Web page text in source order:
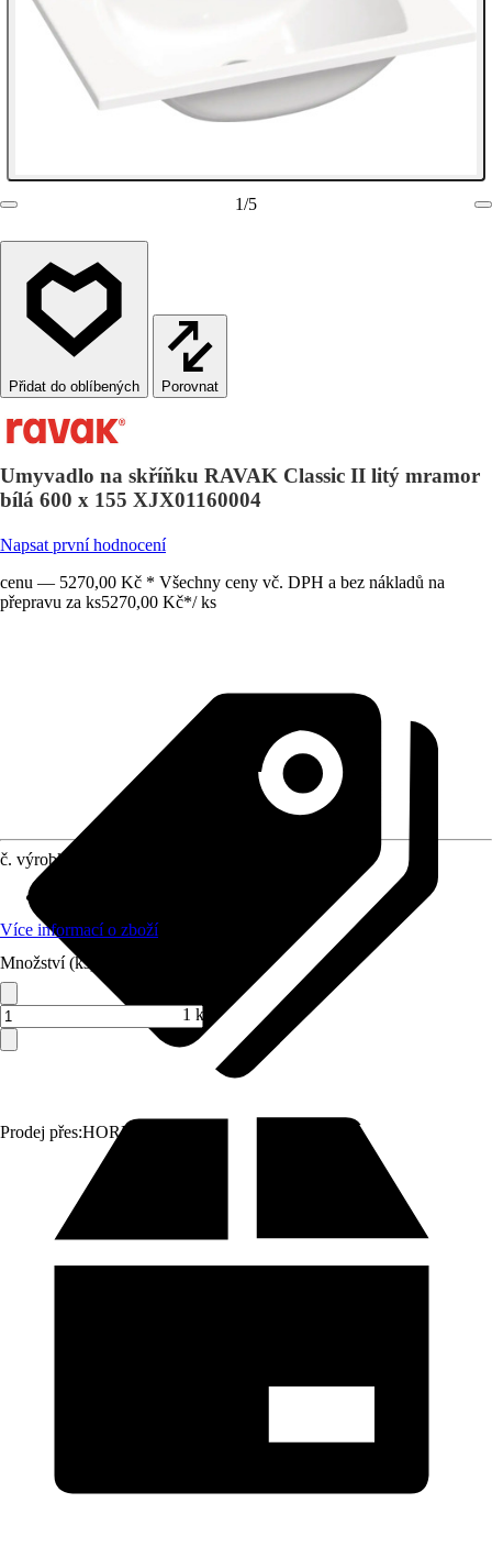
1/5
Porovnat
Umyvadlo na skříňku RAVAK Classic II litý mramor
bílá 600 x 155 XJX01160004
Napsat první hodnocení
cenu — 5270,00 Kč * Všechny ceny vč. DPH a bez nákladů na
přepravu za ks5270,00 Kč*/ ks
Prodej přes:HORNBACH
č. výrobku
Více informací o zboží
Množství (ks)
1 ks